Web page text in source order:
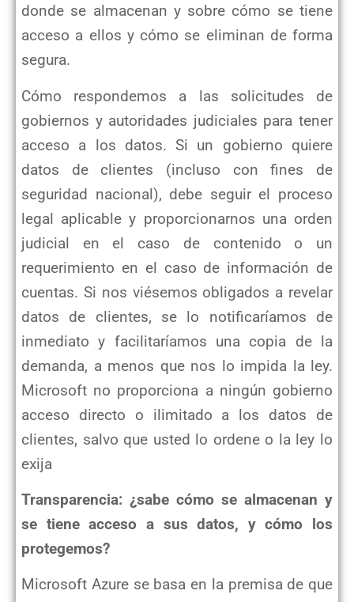
donde se almacenan y sobre cómo se tiene
acceso a ellos y cómo se eliminan de forma
segura.
Cómo respondemos a las solicitudes de
gobiernos y autoridades judiciales para tener
acceso a los datos. Si un gobierno quiere
datos de clientes (incluso con fines de
seguridad nacional), debe seguir el proceso
legal aplicable y proporcionarnos una orden
judicial en el caso de contenido o un
requerimiento en el caso de información de
cuentas. Si nos viésemos obligados a revelar
datos de clientes, se lo notificaríamos de
inmediato y facilitaríamos una copia de la
demanda, a menos que nos lo impida la ley.
Microsoft no proporciona a ningún gobierno
acceso directo o ilimitado a los datos de
clientes, salvo que usted lo ordene o la ley lo
exija
Transparencia: ¿sabe cómo se almacenan y
se tiene acceso a sus datos, y cómo los
protegemos?
Microsoft Azure se basa en la premisa de que